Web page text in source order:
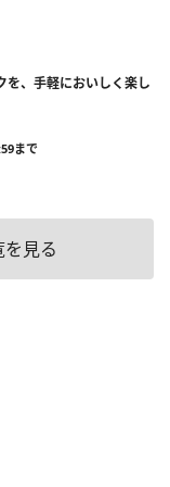
を、手軽においしく楽し
まで
見る